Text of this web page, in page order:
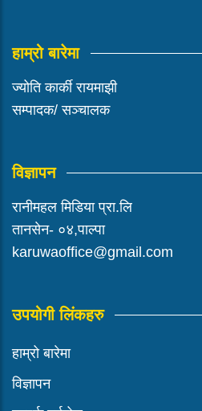
हाम्रो बारेमा
ज्योति कार्की रायमाझी
सम्पादक/ सञ्चालक
विज्ञापन
रानीमहल मिडिया प्रा.लि
तानसेन- ०४,पाल्पा
karuwaoffice@gmail.com
उपयोगी लिंकहरु
हाम्रो बारेमा
विज्ञापन